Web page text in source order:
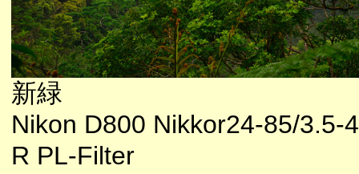
新緑
Nikon D800 Nikkor24-85/3.5-
R PL-Filter